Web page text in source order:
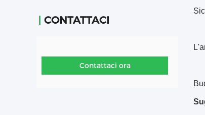
CONTATTACI
Contattaci ora